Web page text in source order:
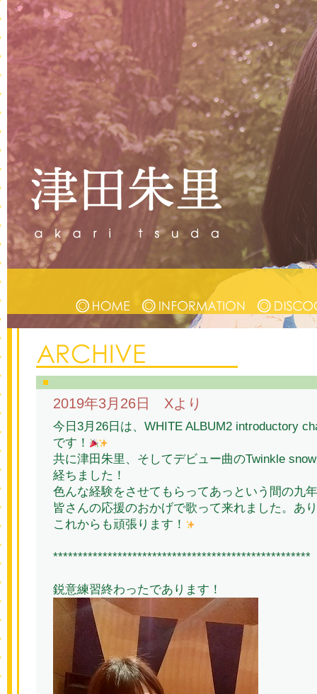
2019年3月26日 Xより
今日3月26日は、WHITE ALBUM2 introductory
です！
共に津田朱里、そしてデビュー曲のTwinkle
経ちました！
色んな経験をさせてもらってあっという間の九
皆さんの応援のおかげで歌って来れました。あ
これからも頑張ります！
****************************************************
鋭意練習終わったであります！